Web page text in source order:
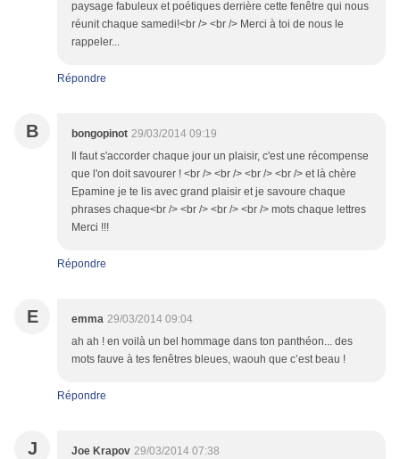
paysage fabuleux et poétiques derrière cette fenêtre qui nous
réunit chaque samedi!<br /> <br /> Merci à toi de nous le
rappeler...
Répondre
B bongopinot 29/03/2014 09:19
Il faut s'accorder chaque jour un plaisir, c'est une récompense
que l'on doit savourer ! <br /> <br /> <br /> <br /> et là chère
Epamine je te lis avec grand plaisir et je savoure chaque
phrases chaque<br /> <br /> <br /> <br /> mots chaque lettres
Merci !!!
Répondre
E emma 29/03/2014 09:04
ah ah ! en voilà un bel hommage dans ton panthéon... des
mots fauve à tes fenêtres bleues, waouh que c’est beau !
Répondre
J Joe Krapov 29/03/2014 07:38